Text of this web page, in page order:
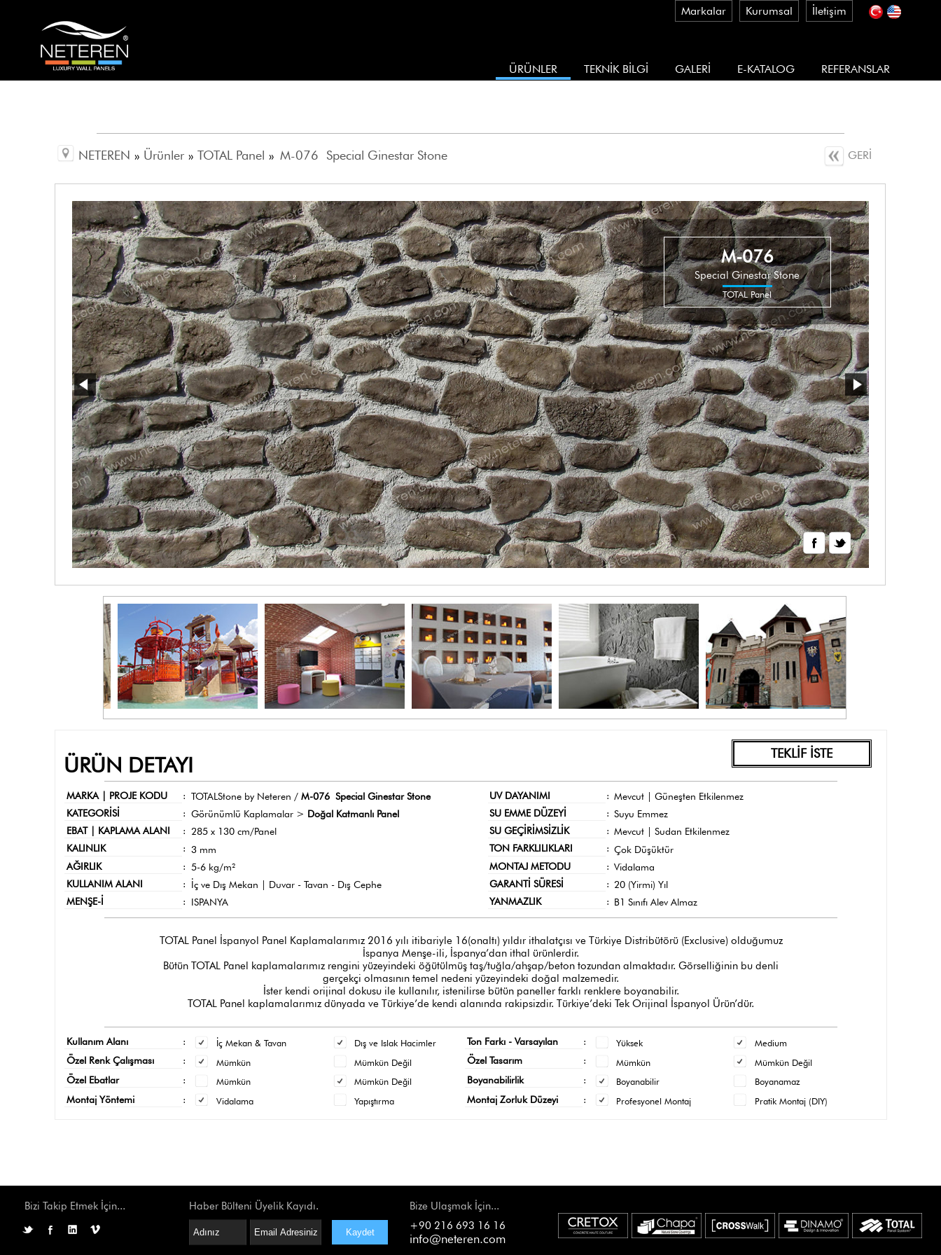
Markalar Kurumsal İletişim
ÜRÜNLER TEKNİK BİLGİ GALERİ E-KATALOG REFERANSLAR
NETEREN » Ürünler » TOTAL Panel » M-076 Special Ginestar Stone GERİ
M-076
Special Ginestar Stone
TOTAL Panel
ÜRÜN DETAYI TEKLİF İSTE
MARKA | PROJE KODU : TOTALStone by Neteren / M-076 Special Ginestar Stone UV DAYANIMI : Mevcut | Güneşten Etkilenmez
KATEGORİSİ
: Görünümlü Kaplamalar > Doğal Katmanlı Panel SU EMME DÜZEYİ : Suyu Emmez
EBAT | KAPLAMA ALANI
: 285 x 130 cm/Panel SU GEÇİRİMSİZLİK : Mevcut | Sudan Etkilenmez
KALINLIK
: 3 mm TON FARKLILIKLARI : Çok Düşüktür
AĞIRLIK
: 5-6 kg/m² MONTAJ METODU : Vidalama
KULLANIM ALANI
: İç ve Dış Mekan | Duvar - Tavan - Dış Cephe GARANTİ SÜRESİ : 20 (Yirmi) Yıl
MENŞE-İ
: ISPANYA YANMAZLIK : B1 Sınıfı Alev Almaz
TOTAL Panel İspanyol Panel Kaplamalarımız 2016 yılı itibariyle 16(onaltı) yıldır ithalatçısı ve Türkiye Distribütörü (Exclusive) olduğumuz
İspanya Menşe-ili, İspanya’dan ithal ürünlerdir.
Bütün TOTAL Panel kaplamalarımız rengini yüzeyindeki öğütülmüş taş/tuğla/ahşap/beton tozundan almaktadır. Görselliğinin bu denli
gerçekçi olmasının temel nedeni yüzeyindeki doğal malzemedir.
İster kendi orijinal dokusu ile kullanılır, istenilirse bütün paneller farklı renklere boyanabilir.
TOTAL Panel kaplamalarımız dünyada ve Türkiye’de kendi alanında rakipsizdir. Türkiye’deki Tek Orijinal İspanyol Ürün’dür.
Kullanım Alanı : İç Mekan & Tavan Dış ve Islak Hacimler Ton Farkı - Varsayılan : Yüksek
Medium
Özel Renk Çalışması
: Mümkün Mümkün Değil Özel Tasarım : Mümkün
Mümkün Değil
Özel Ebatlar
: Mümkün Mümkün Değil Boyanabilirlik : Boyanabilir
Boyanamaz
Montaj Yöntemi
: Vidalama Yapıştırma Montaj Zorluk Düzeyi : Profesyonel Montaj Pratik Montaj (DIY)
Bizi Takip Etmek İçin... Haber Bülteni Üyelik Kayıdı.
Bize Ulaşmak İçin...
+90 216 693 16 16
info@neteren.com